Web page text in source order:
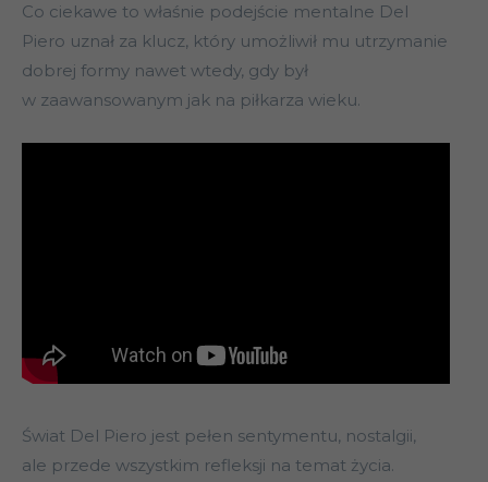
Co ciekawe to właśnie podejście mentalne Del
Piero uznał za klucz, który umożliwił mu utrzymanie
dobrej formy nawet wtedy, gdy był
w zaawansowanym jak na piłkarza wieku.
Świat Del Piero jest pełen sentymentu, nostalgii,
ale przede wszystkim refleksji na temat życia.